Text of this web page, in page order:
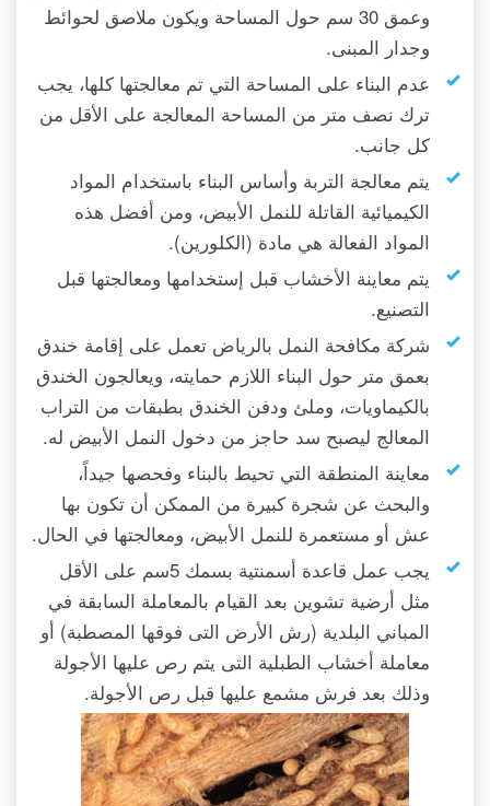
وعمق 30 سم حول المساحة ويكون ملاصق لحوائط
وجدار المبنى.
عدم البناء على المساحة التي تم معالجتها كلها، يجب
ترك نصف متر من المساحة المعالجة على الأقل من
كل جانب.
يتم معالجة التربة وأساس البناء باستخدام المواد
الكيميائية القاتلة للنمل الأبيض، ومن أفضل هذه
المواد الفعالة هي مادة (الكلورين).
يتم معاينة الأخشاب قبل إستخدامها ومعالجتها قبل
التصنيع.
شركة مكافحة النمل بالرياض تعمل على إقامة خندق
بعمق متر حول البناء اللازم حمايته، ويعالجون الخندق
بالكيماويات، وملئ ودفن الخندق بطبقات من التراب
المعالج ليصبح سد حاجز من دخول النمل الأبيض له.
معاينة المنطقة التي تحيط بالبناء وفحصها جيداً،
والبحث عن شجرة كبيرة من الممكن أن تكون بها
عش أو مستعمرة للنمل الأبيض، ومعالجتها في الحال.
يجب عمل قاعدة أسمنتية بسمك 5سم على الأقل
مثل أرضية تشوين بعد القيام بالمعاملة السابقة في
المباني البلدية (رش الأرض التى فوقها المصطبة) أو
معاملة أخشاب الطبلية التى يتم رص عليها الأجولة
وذلك بعد فرش مشمع عليها قبل رص الأجولة.